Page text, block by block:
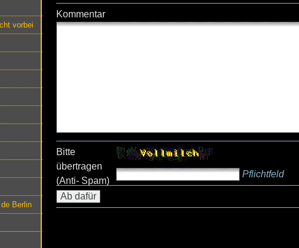
vorbei
Berlin
Kommentar
Bitte
übertragen
(Anti- Spam)
Pflichtfeld